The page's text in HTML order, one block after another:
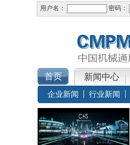
用户名： 密码：
新闻中心
企业新闻 行业新闻